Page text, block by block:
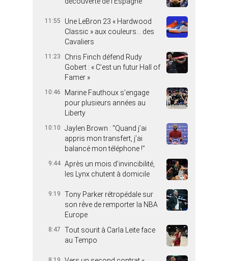
11:55
Une LeBron 23 « Hardwood
Classic » aux couleurs… des
Cavaliers
11:23
Chris Finch défend Rudy
Gobert : « C’est un futur Hall of
Famer »
10:46
Marine Fauthoux s’engage
pour plusieurs années au
Liberty
10:10
Jaylen Brown : “Quand j’ai
appris mon transfert, j’ai
balancé mon téléphone !”
9:44 Après un mois d’invincibilité,
les Lynx chutent à domicile
9:19
Tony Parker rétropédale sur
son rêve de remporter la NBA
Europe
8:47
Tout sourit à Carla Leite face
au Tempo